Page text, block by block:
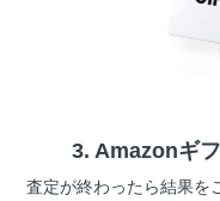
3. Amazonギ
査定が終わったら結果を